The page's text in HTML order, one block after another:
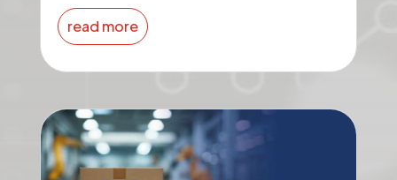
read more